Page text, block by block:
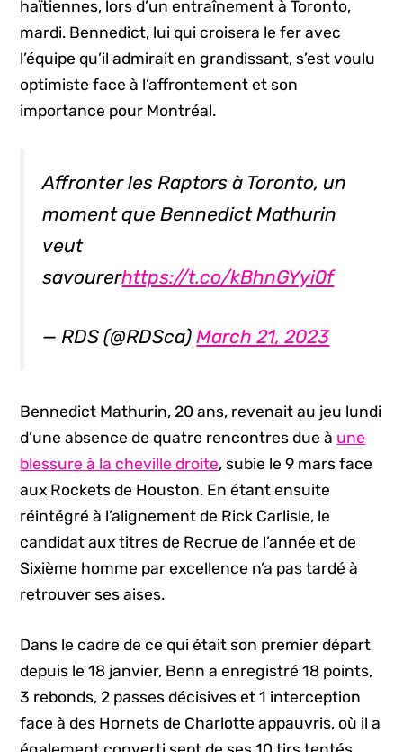
haïtiennes, lors d’un entraînement à Toronto,
mardi. Bennedict, lui qui croisera le fer avec
l’équipe qu’il admirait en grandissant, s’est voulu
optimiste face à l’affrontement et son
importance pour Montréal.
Affronter les Raptors à Toronto, un
moment que Bennedict Mathurin
veut
savourerhttps://t.co/kBhnGYyi0f
— RDS (@RDSca)March 21, 2023
Bennedict Mathurin, 20 ans, revenait au jeu lundi
d’une absence de quatre rencontres due à une
blessure à la cheville droite, subie le 9 mars face
aux Rockets de Houston. En étant ensuite
réintégré à l’alignement de Rick Carlisle, le
candidat aux titres de Recrue de l’année et de
Sixième homme par excellence n’a pas tardé à
retrouver ses aises.
Dans le cadre de ce qui était son premier départ
depuis le 18 janvier, Benn a enregistré 18 points,
3 rebonds, 2 passes décisives et 1 interception
face à des Hornets de Charlotte appauvris, où il a